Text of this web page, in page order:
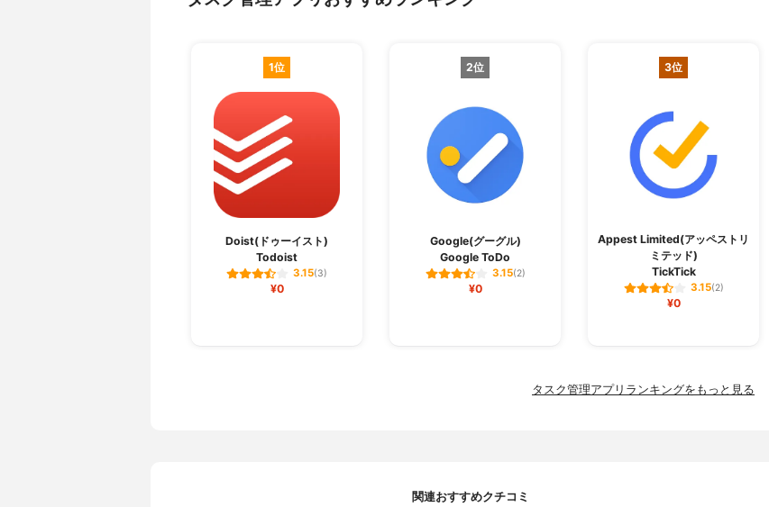
1位
Doist(ドゥーイスト)
Todoist
3.15(3)
¥0
2位
Google(グーグル)
Google ToDo
3.15(2)
¥0
3位
Appest Limited(アッペストリ
ミテッド)
TickTick
3.15(2)
¥0
タスク管理アプリランキングをもっと見る
関連おすすめクチコミ